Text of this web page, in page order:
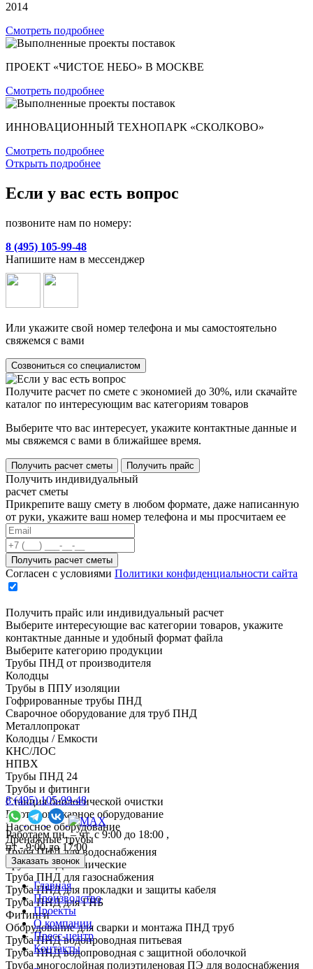
2014
Смотреть подробнее
ПРОЕКТ «ЧИСТОЕ НЕБО» В МОСКВЕ
Смотреть подробнее
ИННОВАЦИОННЫЙ ТЕХНОПАРК «СКОЛКОВО»
Смотреть подробнее
Открыть подробнее
Если у вас есть вопрос
позвоните нам по номеру:
8 (495) 105-99-48
Напишите нам в мессенджер
Или укажите свой номер телефона и мы самостоятельно
свяжемся с вами
Созвониться со специалистом
Получите расчет по смете с экономией до 30%, или скачайте
каталог по интересующим вас категориям товаров
Выберите что вас интересует, укажите контактные данные и
мы свяжемся с вами в ближайшее время.
Получить расчет сметы Получить прайс
Получить индивидуальный
расчет сметы
Прикрепите вашу смету в любом формате, даже написанную
от руки, укажите ваш номер телефона и мы просчитаем ее
Согласен с условиями Политики конфиденциальности сайта
Получить прайс или индивидуальный расчет
Выберите интересующие вас категории товаров, укажите
контактные данные и удобный формат файла
Выберите категорию продукции
Трубы ПНД от производителя
Колодцы
Трубы в ППУ изоляции
Гофрированные трубы ПНД
Сварочное оборудование для труб ПНД
Металлопрокат
Колодцы / Емкости
КНС/ЛОС
НПВХ
Трубы ПНД 24
Трубы и фитинги
Cтанция биологической очистки
Противопожарное оборудование
Насосное оборудование
Дренажные трубы
Труба ПНД для водоснабжения
Трубы ПНД технические
Труба ПНД для газоснабжения
Труба ПНД для прокладки и защиты кабеля
Труба ПНД для ГНБ
Фитинги
Оборудование для сварки и монтажа ПНД труб
Труба ПНД водопроводная питьевая
Труба ПНД водопроводная с защитной оболочкой
Труба многослойная полиэтиленовая ПЭ для водоснабжения
8 (495) 105-99-48
Работаем пн. – чт. с 9:00 до 18:00 ,
пт - 9:00 до 17:00
Заказать звонок
Главная
Производство
Проекты
О компании
Пресс-центр
Контакты